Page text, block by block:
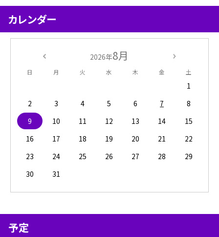
カレンダー
2026年8月
日 月 火 水 木 金 土
1
2
3 4 5 6 7
8
9
10 11 12 13 14
15
16
17 18 19 20 21
22
23
24 25 26 27 28
29
30
31
予定